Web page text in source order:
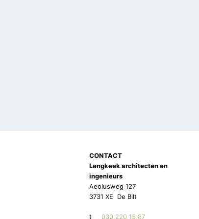
CONTACT
Lengkeek architecten en
ingenieurs
Aeolusweg 127
3731 XE De Bilt
t 030 220 15 87